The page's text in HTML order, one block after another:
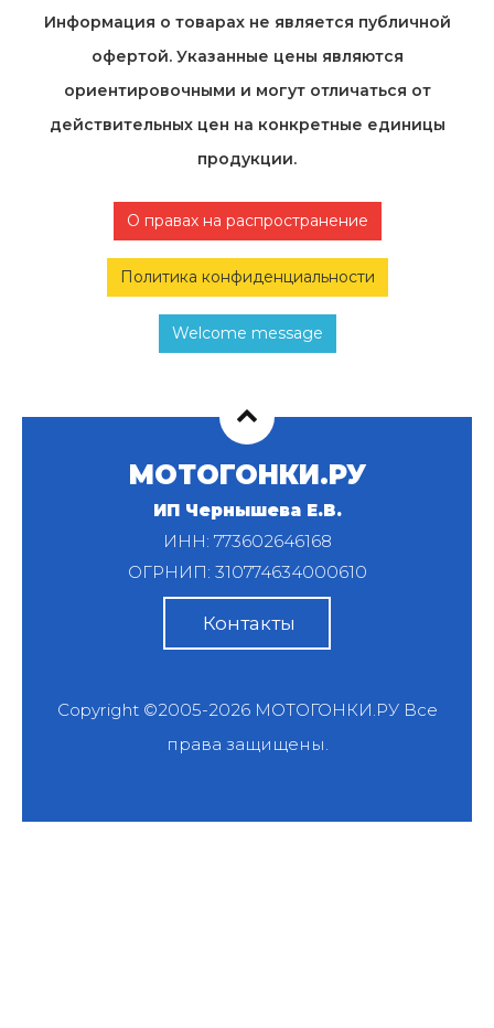
Информация о товарах не является публичной
офертой. Указанные цены являются
ориентировочными и могут отличаться от
действительных цен на конкретные единицы
продукции.
О правах на распространение
Политика конфиденциальности
Welcome message
МОТОГОНКИ.РУ
ИП Чернышева Е.В.
ИНН: 773602646168
ОГРНИП: 310774634000610
Контакты
Copyright ©2005-2026 МОТОГОНКИ.РУВсе
права защищены.